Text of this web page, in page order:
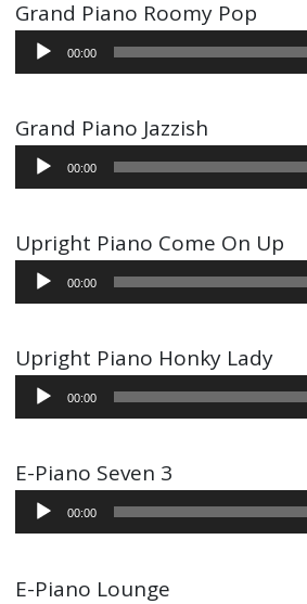
Grand Piano Roomy Pop
Audio-
Player
00:00
Grand Piano Jazzish
Audio-
Player
00:00
Upright Piano Come On Up
Audio-
Player
00:00
Upright Piano Honky Lady
Audio-
Player
00:00
E-Piano Seven 3
Audio-
Player
00:00
E-Piano Lounge